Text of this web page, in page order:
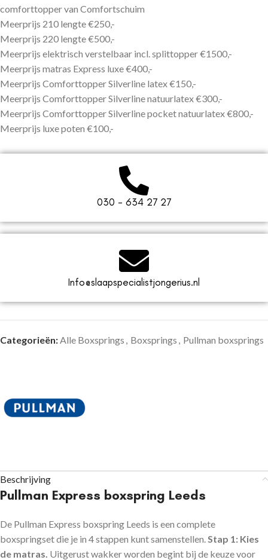
comforttopper van Comfortschuim
Meerprijs 210 lengte €250,-
Meerprijs 220 lengte €500,-
Meerprijs elektrisch verstelbaar incl. splittopper €1500,-
Meerprijs matras Express luxe €400,-
Meerprijs Comforttopper Silverline latex €150,-
Meerprijs Comforttopper Silverline natuurlatex €300,-
Meerprijs Comforttopper Silverline pocket natuurlatex €800,-
Meerprijs luxe poten €100,-
030 - 634 27 27
Info@slaapspecialistjongerius.nl
Categorieën: Alle Boxsprings Boxsprings Pullman boxsprings
Beschrijving
Pullman Express boxspring Leeds
De Pullman Express boxspring Leeds is een complete
boxspringset die je in 4 stappen kunt samenstellen. Stap 1: Kies
de matras. Uitgerust wakker worden begint bij de keuze voor